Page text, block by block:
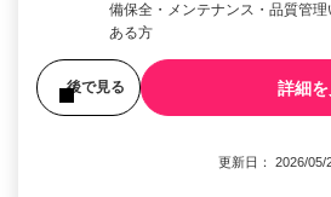
備保全・メンテナンス・品質管
ある方
後で見る 詳細
更新日： 2026/